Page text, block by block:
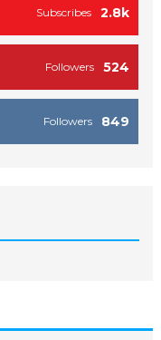
2.8k
Subscribes
524
Followers
849
Followers